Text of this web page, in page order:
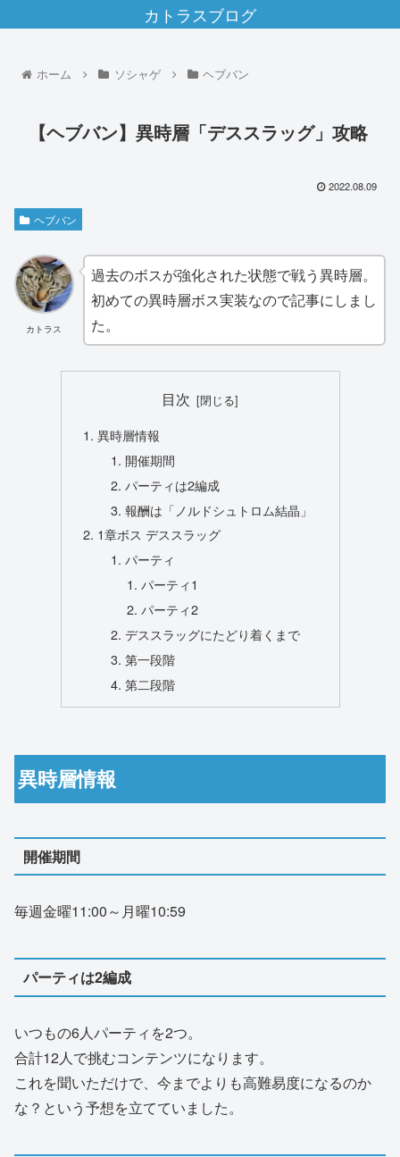
カトラスブログ
ホーム ソシャゲ ヘブバン
【ヘブバン】異時層「デススラッグ」攻略
2022.08.09
ヘブバン
カトラス
過去のボスが強化された状態で戦う異時層。
初めての異時層ボス実装なので記事にしまし
た。
目次
異時層情報
開催期間
パーティは2編成
報酬は「ノルドシュトロム結晶」
1章ボス デススラッグ
パーティ
パーティ1
パーティ2
デススラッグにたどり着くまで
第一段階
第二段階
異時層情報
開催期間
毎週金曜11:00～月曜10:59
パーティは2編成
いつもの6人パーティを2つ。
合計12人で挑むコンテンツになります。
これを聞いただけで、今までよりも高難易度になるのか
な？という予想を立てていました。